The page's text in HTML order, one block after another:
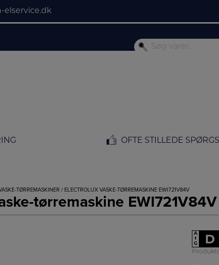
elservice.dk
OFTE STILLEDE
TØRREMASKINER / ELECTROLUX VASKE-TØRREMASKINE EWI721V84V
tørremaskine EWI721V84V
A
↑
G
D